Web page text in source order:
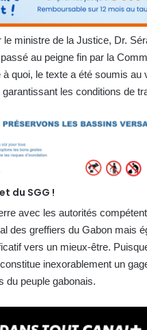
le ministre de la Justice, Dr.
au peigne fin par la
quoi, le texte a été soumis au
les conditions de
du SGG !
avec les autorités
des greffiers du Gabon mais
vers un mieux-être.
inexorablement un
du peuple gabonais.